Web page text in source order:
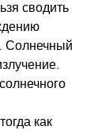
сводить
Солнечный
как